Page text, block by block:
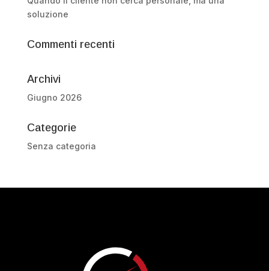
soluzione
Commenti recenti
Archivi
Giugno 2026
Categorie
Senza categoria